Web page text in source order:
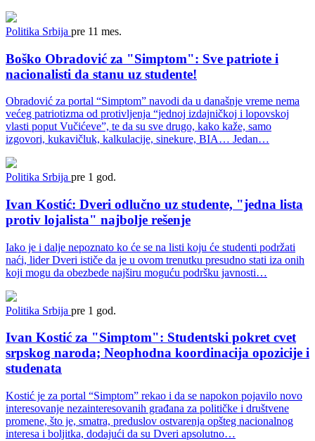
Politika Srbija pre 11 mes.
Boško Obradović za "Simptom": Sve patriote i
nacionalisti da stanu uz studente!
Obradović za portal “Simptom” navodi da u današnje vreme nema
većeg patriotizma od protivljenja “jednoj izdajničkoj i lopovskoj
vlasti poput Vučićeve”, te da su sve drugo, kako kaže, samo
izgovori, kukavičluk, kalkulacije, sinekure, BIA… Jedan…
Politika Srbija pre 1 god.
Ivan Kostić: Dveri odlučno uz studente, "jedna lista
protiv lojalista" najbolje rešenje
Iako je i dalje nepoznato ko će se na listi koju će studenti podržati
naći, lider Dveri ističe da je u ovom trenutku presudno stati iza onih
koji mogu da obezbede najširu moguću podršku javnosti…
Politika Srbija pre 1 god.
Ivan Kostić za "Simptom": Studentski pokret cvet
srpskog naroda; Neophodna koordinacija opozicije i
studenata
Kostić je za portal “Simptom” rekao i da se napokon pojavilo novo
interesovanje nezainteresovanih građana za političke i društvene
promene, što je, smatra, preduslov ostvarenja opšteg nacionalnog
interesa i boljitka, dodajući da su Dveri apsolutno…